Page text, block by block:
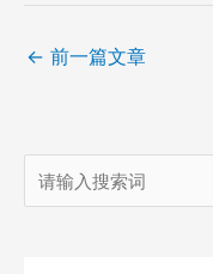
← 前一篇文章
搜
索